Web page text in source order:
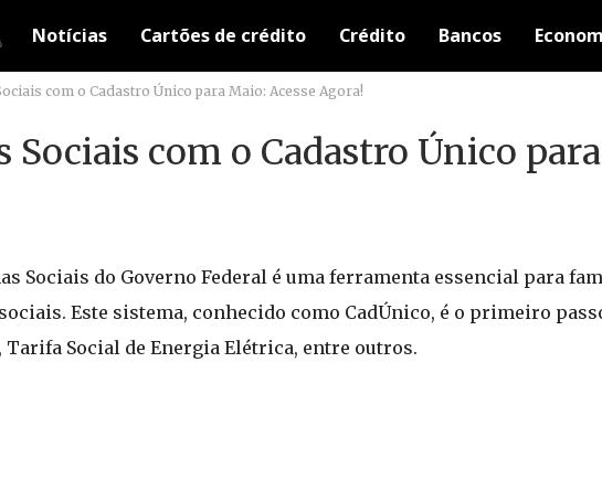
Notícias Cartões de crédito Crédito Bancos
com o Cadastro Único para Maio: Acesse Agora!
Sociais com o Cadastro Único
Sociais do Governo Federal é uma ferramenta essencial para
Este sistema, conhecido como CadÚnico, é o primeiro
Social de Energia Elétrica, entre outros.